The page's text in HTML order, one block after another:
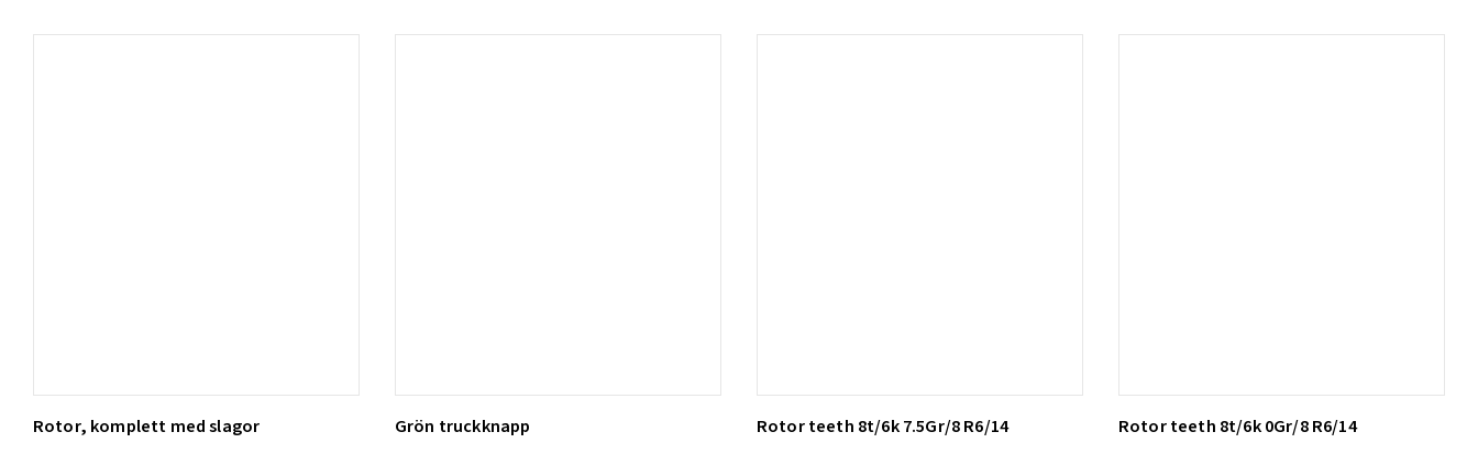
Lägg till i varukorg
Rotor, komplett med slagor Lägg till i varukorg
Grön truckknapp Lägg till i varukorg
Rotor teeth 8t/6k 7.5Gr/8 R6/14 Rotor teeth 8t/6k 0Gr/8 R6/14